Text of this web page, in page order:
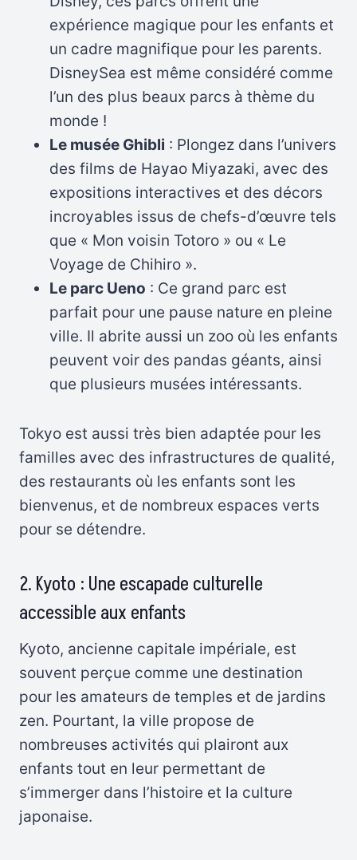
expérience magique pour les enfants et
un cadre magnifique pour les parents.
DisneySea est même considéré comme
l’un des plus beaux parcs à thème du
monde !
Le musée Ghibli : Plongez dans l’univers
des films de Hayao Miyazaki, avec des
expositions interactives et des décors
incroyables issus de chefs-d’œuvre tels
que « Mon voisin Totoro » ou « Le
Voyage de Chihiro ».
Le parc Ueno : Ce grand parc est
parfait pour une pause nature en pleine
ville. Il abrite aussi un zoo où les enfants
peuvent voir des pandas géants, ainsi
que plusieurs musées intéressants.
Tokyo est aussi très bien adaptée pour les
familles avec des infrastructures de qualité,
des restaurants où les enfants sont les
bienvenus, et de nombreux espaces verts
pour se détendre.
2. Kyoto : Une escapade culturelle
accessible aux enfants
Kyoto, ancienne capitale impériale, est
souvent perçue comme une destination
pour les amateurs de temples et de jardins
zen. Pourtant, la ville propose de
nombreuses activités qui plairont aux
enfants tout en leur permettant de
s’immerger dans l’histoire et la culture
japonaise.